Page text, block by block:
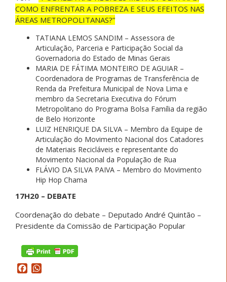
COMO ENFRENTAR A POBREZA E SEUS EFEITOS NAS
ÁREAS METROPOLITANAS?”
TATIANA LEMOS SANDIM – Assessora de
Articulação, Parceria e Participação Social da
Governadoria do Estado de Minas Gerais
MARIA DE FÁTIMA MONTEIRO DE AGUIAR –
Coordenadora de Programas de Transferência de
Renda da Prefeitura Municipal de Nova Lima e
membro da Secretaria Executiva do Fórum
Metropolitano do Programa Bolsa Família da região
de Belo Horizonte
LUIZ HENRIQUE DA SILVA – Membro da Equipe de
Articulação do Movimento Nacional dos Catadores
de Materiais Recicláveis e representante do
Movimento Nacional da População de Rua
FLÁVIO DA SILVA PAIVA – Membro do Movimento
Hip Hop Chama
17H20 – DEBATE
Coordenação do debate – Deputado André Quintão –
Presidente da Comissão de Participação Popular
Facebook